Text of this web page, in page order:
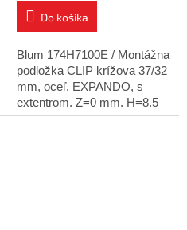
Do košíka
Blum 174H7100E / Montážna
podložka CLIP krížova 37/32
mm, oceľ, EXPANDO, s
extentrom, Z=0 mm, H=8,5
mm poniklovaná